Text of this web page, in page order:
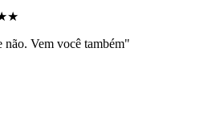
não. Vem você também"